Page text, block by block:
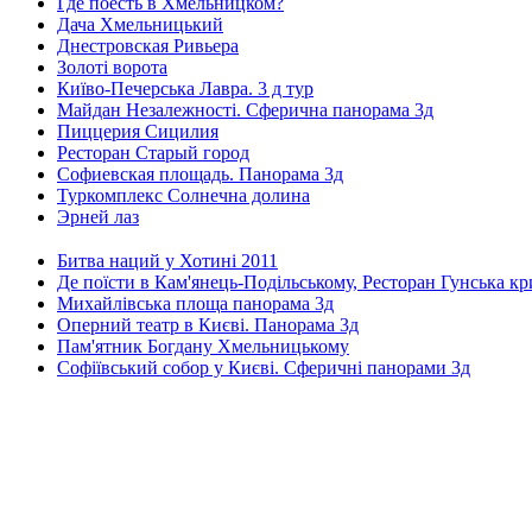
Дача Хмельницький
Днестровская Ривьера
Золоті ворота
Київо-Печерська Лавра. 3 д тур
Майдан Незалежності. Сферична панорама 3д
Пиццерия Сицилия
Ресторан Старый город
Софиевская площадь. Панорама 3д
Туркомплекс Солнечна долина
Эрней лаз
Битва наций у Хотині 2011
Де поїсти в Кам'янець-Подільському, Ресторан Гунська
Михайлівська площа панорама 3д
Оперний театр в Києві. Панорама 3д
Пам'ятник Богдану Хмельницькому
Софіївський собор у Києві. Сферичні панорами 3д